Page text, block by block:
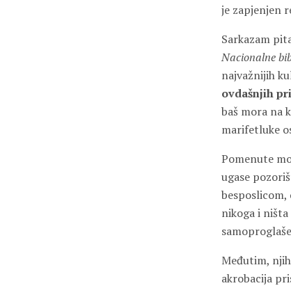
je zapjenjen
Sarkazam
Nacionalne
najvažnijih
ovdašnjih
baš mora na
marifetluke
Pomenute
ugase
nikoga i ništa
Međutim,
akrobacija